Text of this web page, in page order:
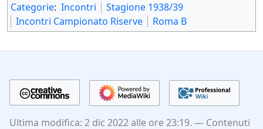
Categorie: Incontri
Stagione 1938/39
Incontri Campionato Riserve
Roma B
Ultima modifica: 2 dic 2022 alle ore 23:19. Contenuti